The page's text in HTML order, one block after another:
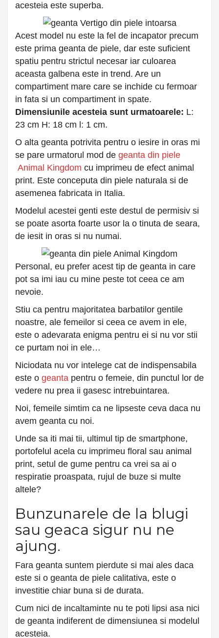
acesteia este superba.
Acest model nu este la fel de incapator precum
este prima geanta de piele, dar este suficient
spatiu pentru strictul necesar iar culoarea
aceasta galbena este in trend. Are un
compartiment mare care se inchide cu fermoar
in fata si un compartiment in spate.
Dimensiunile acesteia sunt urmatoarele: L:
23 cm H: 18 cm l: 1 cm.
O alta geanta potrivita pentru o iesire in oras mi
se pare urmatorul mod de geanta din piele
Animal Kingdom cu imprimeu de efect animal
print. Este conceputa din piele naturala si de
asemenea fabricata in Italia.
Modelul acestei genti este destul de permisiv si
se poate asorta foarte usor la o tinuta de seara,
de iesit in oras si nu numai.
Personal, eu prefer acest tip de geanta in care
pot sa imi iau cu mine peste tot ceea ce am
nevoie.
Stiu ca pentru majoritatea barbatilor gentile
noastre, ale femeilor si ceea ce avem in ele,
este o adevarata enigma pentru ei si nu vor stii
ce purtam noi in ele…
Niciodata nu vor intelege cat de indispensabila
este o geanta pentru o femeie, din punctul lor de
vedere nu prea ii gasesc intrebuintarea.
Noi, femeile simtim ca ne lipseste ceva daca nu
avem geanta cu noi.
Unde sa iti mai tii, ultimul tip de smartphone,
portofelul acela cu imprimeu floral sau animal
print, setul de gume pentru ca vrei sa ai o
respiratie proaspata, rujul de buze si multe
altele?
Bunzunarele de la blugi
sau geaca sigur nu ne
ajung.
Fara geanta suntem pierdute si mai ales daca
este si o geanta de piele calitativa, este o
investitie chiar buna si de durata.
Cum nici de incaltaminte nu te poti lipsi asa nici
de geanta indiferent de dimensiunea si modelul
acesteia.